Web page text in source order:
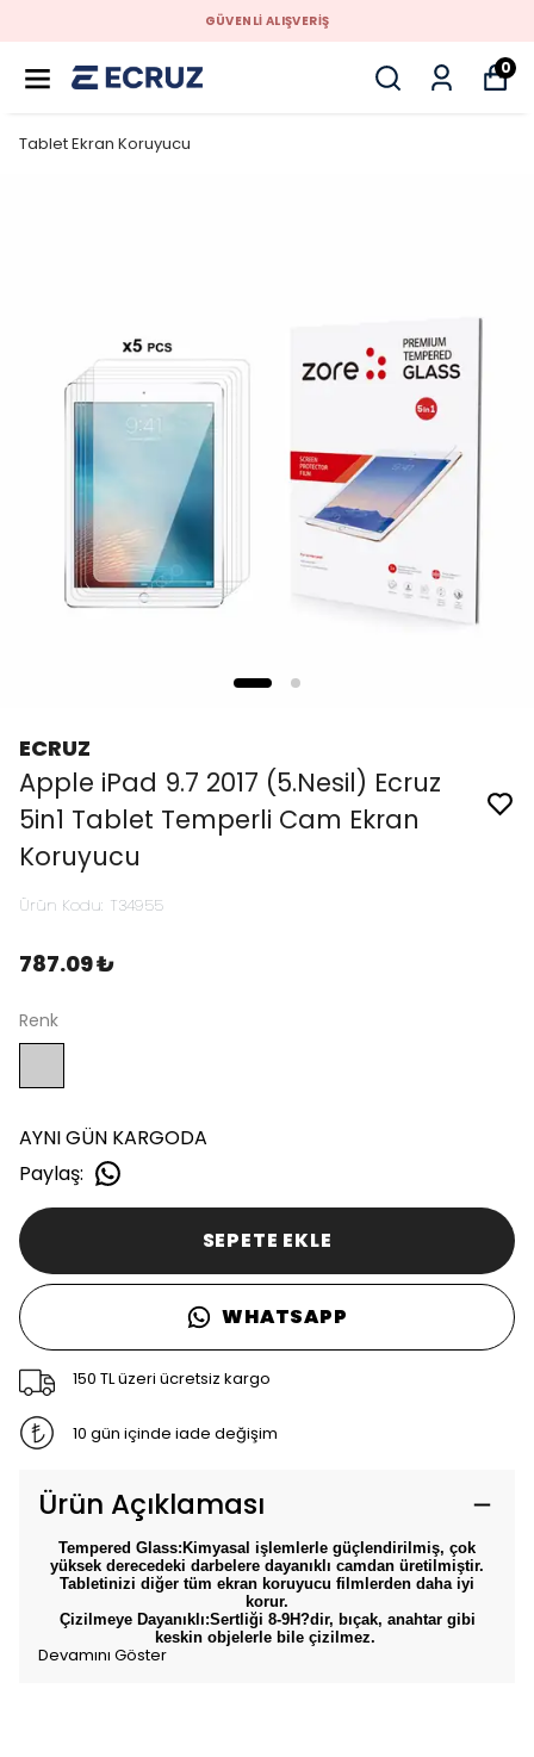
GÜVENLİ ALIŞVERİŞ
0
Tablet Ekran Koruyucu
ECRUZ
Apple iPad 9.7 2017 (5.Nesil) Ecruz
5in1 Tablet Temperli Cam Ekran
Koruyucu
Ürün Kodu: T34955
787.09 ₺
Renk
AYNI GÜN KARGODA
Paylaş:
SEPETE EKLE
WHATSAPP
150 TL üzeri ücretsiz kargo
10 gün içinde iade değişim
Ürün Açıklaması
Tempered Glass: Kimyasal işlemlerle güçlendirilmiş, çok
yüksek derecedeki darbelere dayanıklı camdan üretilmiştir.
Tabletinizi diğer tüm ekran koruyucu filmlerden daha iyi
korur.
Çizilmeye Dayanıklı:Sertliği 8-9H?dir, bıçak, anahtar gibi
keskin objelerle bile çizilmez.
Devamını Göster